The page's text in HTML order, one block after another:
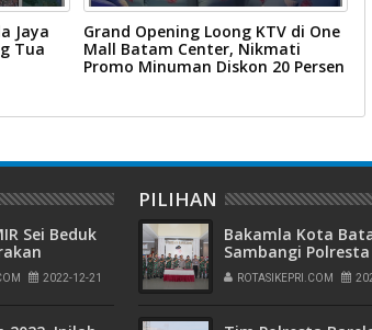
Jaya
Tua
Grand Opening Loong KTV di One
Mall Batam Center, Nikmati
Promo Minuman Diskon 20 Persen
Sei Beduk
2022-12-21
PILIHAN
Bakamla Kota
Sambangi Polresta
Barelang, Rayakan
Peringatan Hari
ROTASIKEPRI.COM